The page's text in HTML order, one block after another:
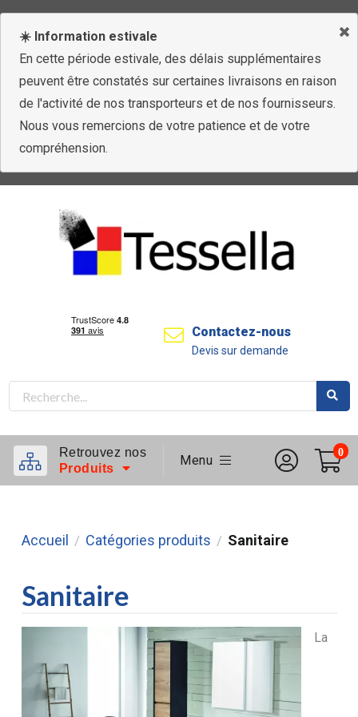
☀️ Information estivale
En cette période estivale, des délais supplémentaires
peuvent être constatés sur certaines livraisons en raison
de l'activité de nos transporteurs et de nos fournisseurs.
Nous vous remercions de votre patience et de votre
compréhension.
Contactez-nous
Devis sur demande
Retrouvez nos
Produits
Menu
0
Accueil / Catégories produits / Sanitaire
Sanitaire
La